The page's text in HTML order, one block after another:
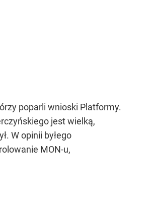
poparli wnioski Platformy.
jest wielką,
W opinii byłego
MON-u,